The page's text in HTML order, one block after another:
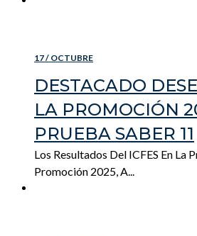
17 / OCTUBRE
DESTACADO
LA PROMOCIÓN
PRUEBA SABER 11
Los Resultados Del ICFES En La
Promoción 2025, A...